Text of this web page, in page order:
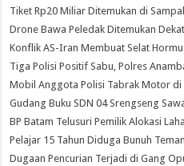
Tiket Rp20 Miliar Ditemukan di
Drone Bawa Peledak Ditemukan
Konflik AS-Iran Membuat Selat
Tiga Polisi Positif Sabu, Polres
Mobil Anggota Polisi Tabrak Motor di
Gudang Buku SDN 04 Srengseng
BP Batam Telusuri Pemilik Alokasi
Pelajar 15 Tahun Diduga Bunuh
Dugaan Pencurian Terjadi di Gang